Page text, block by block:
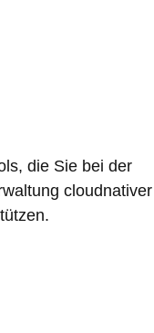
die Sie bei der
cloudnativer